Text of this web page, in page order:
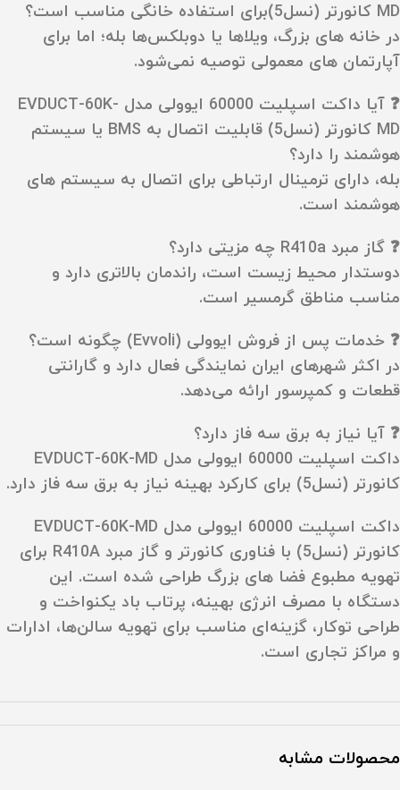
MD کانورتر (نسل5)برای استفاده خانگی مناسب است؟
در خانه‌ های بزرگ، ویلاها یا دوبلکس‌ها بله؛ اما برای
آپارتمان‌ های معمولی توصیه نمی‌شود.
❓ آیا داکت اسپلیت 60000 ایوولی مدل EVDUCT-60K-
MD کانورتر (نسل5) قابلیت اتصال به BMS یا سیستم
هوشمند را دارد؟
بله، دارای ترمینال ارتباطی برای اتصال به سیستم‌ های
هوشمند است.
❓ گاز مبرد R410a چه مزیتی دارد؟
دوستدار محیط زیست است، راندمان بالاتری دارد و
مناسب مناطق گرمسیر است.
❓ خدمات پس از فروش ایوولی (Evvoli) چگونه است؟
در اکثر شهرهای ایران نمایندگی فعال دارد و گارانتی
قطعات و کمپرسور ارائه می‌دهد.
❓ آیا نیاز به برق سه‌ فاز دارد؟
داکت اسپلیت 60000 ایوولی مدل EVDUCT-60K-MD
کانورتر (نسل5) برای کارکرد بهینه نیاز به برق سه‌ فاز دارد.
داکت اسپلیت 60000 ایوولی مدل EVDUCT-60K-MD
کانورتر (نسل5) با فناوری کانورتر و گاز مبرد R410A برای
تهویه مطبوع فضا های بزرگ طراحی شده است. این
دستگاه با مصرف انرژی بهینه، پرتاب باد یکنواخت و
طراحی توکار، گزینه‌ای مناسب برای تهویه سالن‌ها، ادارات
و مراکز تجاری است.
محصولات مشابه